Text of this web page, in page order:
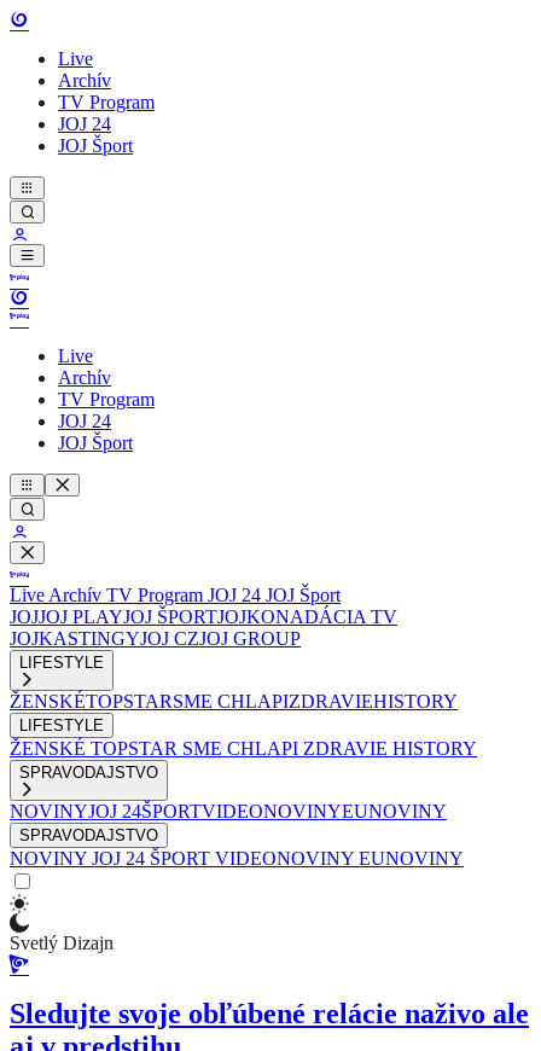
Live
Archív
TV Program
JOJ 24
JOJ Šport
Live
Archív
TV Program
JOJ 24
JOJ Šport
Live Archív TV Program JOJ 24 JOJ Šport
JOJJOJ PLAYJOJ ŠPORTJOJKONADÁCIA TV
JOJKASTINGYJOJ CZJOJ GROUP
LIFESTYLE
ŽENSKÉTOPSTARSME CHLAPIZDRAVIEHISTORY
LIFESTYLE
ŽENSKÉ TOPSTAR SME CHLAPI ZDRAVIE HISTORY
SPRAVODAJSTVO
NOVINYJOJ 24ŠPORTVIDEONOVINYEUNOVINY
SPRAVODAJSTVO
NOVINY JOJ 24 ŠPORT VIDEONOVINY EUNOVINY
Svetlý Dizajn
Sledujte svoje obľúbené relácie naživo ale